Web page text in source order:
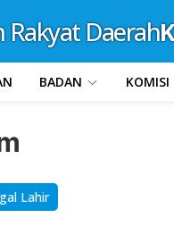
Daerah
BADAN KOMISI
Lahir